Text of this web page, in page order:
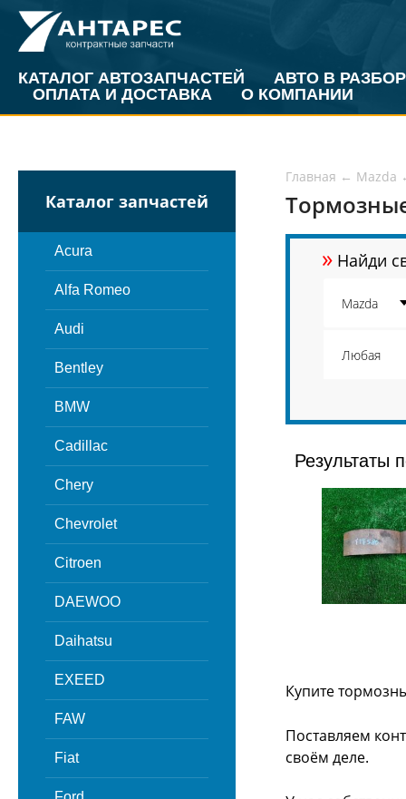
КАТАЛОГ АВТОЗАПЧАСТЕЙ
АВТО В РАЗБОР
ОПЛАТА И ДОСТАВКА
О КОМПАНИИ
Каталог запчастей
Acura
Alfa Romeo
Audi
Bentley
BMW
Cadillac
Chery
Chevrolet
Citroen
DAEWOO
Daihatsu
EXEED
FAW
Fiat
Главная ← Mazda
» Найди
Результаты
Купите
Поставляем
своём деле.